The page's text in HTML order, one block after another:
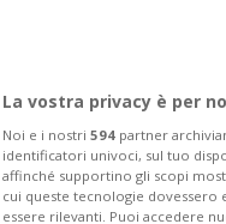
La vostra privacy è per
Noi e i nostri 594 partner
identificatori univoci, sul tuo
affinché supportino gli scopi
cui queste tecnologie dovessero
essere rilevanti. Puoi accedere